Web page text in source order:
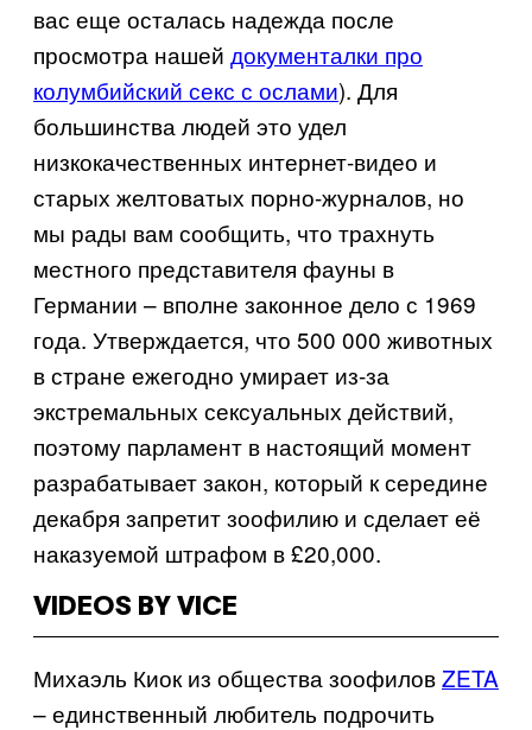
вас еще осталась надежда после
просмотра нашей документалки про
колумбийский секс с ослами). Для
большинства людей это удел
низкокачественных интернет-видео и
старых желтоватых порно-журналов, но
мы рады вам сообщить, что трахнуть
местного представителя фауны в
Германии – вполне законное дело с 1969
года. Утверждается, что 500 000 животных
в стране ежегодно умирает из-за
экстремальных сексуальных действий,
поэтому парламент в настоящий момент
разрабатывает закон, который к середине
декабря запретит зоофилию и сделает её
наказуемой штрафом в £20,000.
VIDEOS BY VICE
Михаэль Киок из общества зоофиловZETA
– единственный любитель подрочить